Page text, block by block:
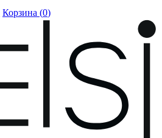
Корзина (0)